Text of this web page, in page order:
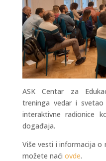
ASK Centar za
treninga vedar i
interaktivne radionice
događaja.
Više vesti i informacija o
možete naći ovde.